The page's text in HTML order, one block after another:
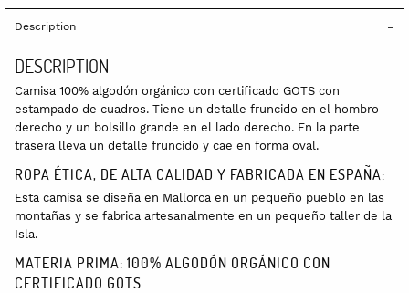
Description
DESCRIPTION
Camisa 100% algodón orgánico con certificado GOTS con
estampado de cuadros. Tiene un detalle fruncido en el hombro
derecho y un bolsillo grande en el lado derecho. En la parte
trasera lleva un detalle fruncido y cae en forma oval.
ROPA ÉTICA, DE ALTA CALIDAD Y FABRICADA EN ESPAÑA:
Esta camisa se diseña en Mallorca en un pequeño pueblo en las
montañas y se fabrica artesanalmente en un pequeño taller de la
Isla.
MATERIA PRIMA: 100% ALGODÓN ORGÁNICO CON
CERTIFICADO GOTS